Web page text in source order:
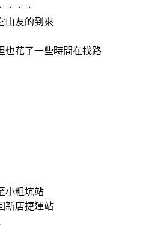
．．．
山友的到來
也花了一些時間在找路
小粗坑站
新店捷運站